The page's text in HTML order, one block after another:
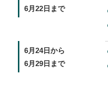
6月22日まで
6月24日から
6月29日まで